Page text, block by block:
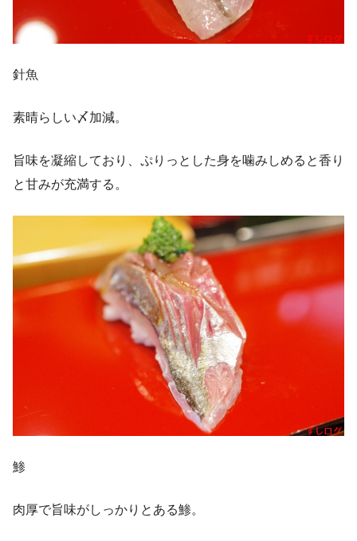
針魚
素晴らしい〆加減。
旨味を凝縮しており、ぷりっとした身を噛みしめると香り
と甘みが充満する。
鯵
肉厚で旨味がしっかりとある鯵。